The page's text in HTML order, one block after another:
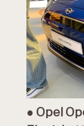
● Opel